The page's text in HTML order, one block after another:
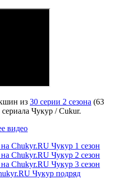
из 30 серии 2 сезона (63
Чукур / Cukur.
видео
Чукур 1 сезон
Чукур 2 сезон
Чукур 3 сезон
Чукур подряд